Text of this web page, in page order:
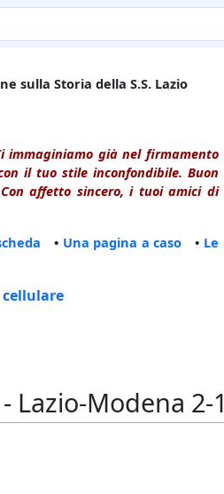
sulla Storia della S.S. Lazio
immaginiamo già nel firmamento
il tuo stile inconfondibile. Buon
affetto sincero, i tuoi amici di
• Una pagina a caso • Le
Lazio-Modena 2-1